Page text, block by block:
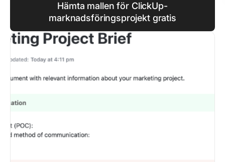
Hämta mallen för ClickUp-
marknadsföringsprojekt gratis